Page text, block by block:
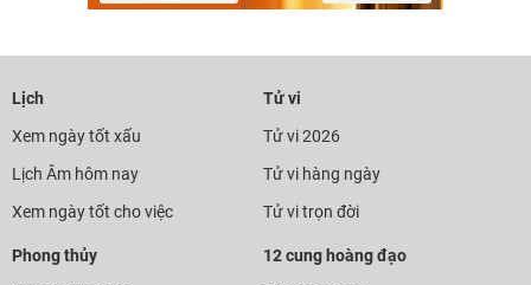
Lịch
Xem ngày tốt xấu
Lịch Âm hôm nay
Xem ngày tốt cho việc
Tử vi
Tử vi 2026
Tử vi hàng ngày
Tử vi trọn đời
Phong thủy
12 cung hoàng đạo